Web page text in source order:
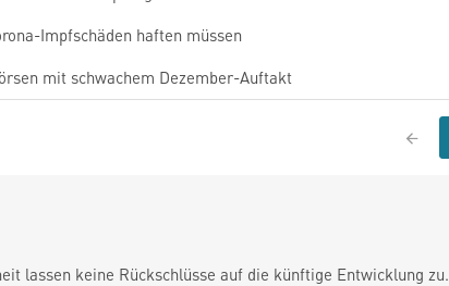
Impfschäden haften müssen
mit schwachem Dezember-Auftakt
lassen keine Rückschlüsse auf die künftige Entwicklung zu.